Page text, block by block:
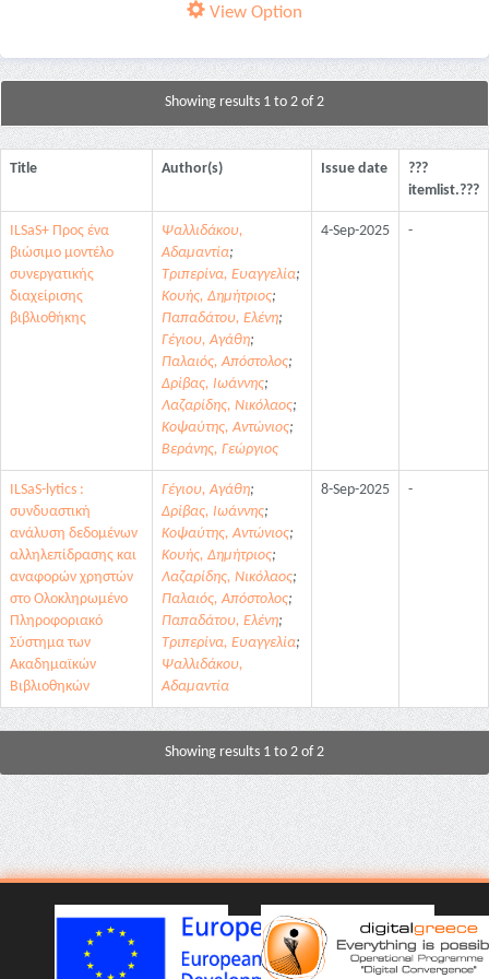
View Option
Showing results 1 to 2 of 2
Title Author(s) Issue date
???
itemlist.???
ILSaS+ Προς ένα
βιώσιμο μοντέλο
συνεργατικής
διαχείρισης
βιβλιοθήκης
Ψαλλιδάκου,
Αδαμαντία;
Τριπερίνα, Ευαγγελία;
Κουής, Δημήτριος;
Παπαδάτου, Ελένη;
Γέγιου, Αγάθη;
Παλαιός, Απόστολος;
Δρίβας, Ιωάννης;
Λαζαρίδης, Νικόλαος;
Κοψαύτης, Αντώνιος;
Βεράνης, Γεώργιος
4-Sep-2025 -
ILSaS-lytics :
συνδυαστική
ανάλυση δεδομένων
αλληλεπίδρασης και
αναφορών χρηστών
στο Ολοκληρωμένο
Πληροφοριακό
Σύστημα των
Ακαδημαϊκών
Βιβλιοθηκών
Γέγιου, Αγάθη;
Δρίβας, Ιωάννης;
Κοψαύτης, Αντώνιος;
Κουής, Δημήτριος;
Λαζαρίδης, Νικόλαος;
Παλαιός, Απόστολος;
Παπαδάτου, Ελένη;
Τριπερίνα, Ευαγγελία;
Ψαλλιδάκου,
Αδαμαντία
8-Sep-2025 -
Showing results 1 to 2 of 2